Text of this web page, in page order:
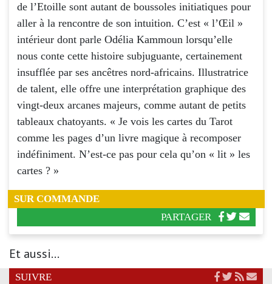
de l’Etoille sont autant de boussoles initiatiques pour
aller à la rencontre de son intuition. C’est « l’Œil »
intérieur dont parle Odélia Kammoun lorsqu’elle
nous conte cette histoire subjuguante, certainement
insufflée par ses ancêtres nord-africains. Illustratrice
de talent, elle offre une interprétation graphique des
vingt-deux arcanes majeurs, comme autant de petits
tableaux chatoyants. « Je vois les cartes du Tarot
comme les pages d’un livre magique à recomposer
indéfiniment. N’est-ce pas pour cela qu’on « lit » les
cartes ? »
SUR COMMANDE
PARTAGER
Et aussi...
SUIVRE